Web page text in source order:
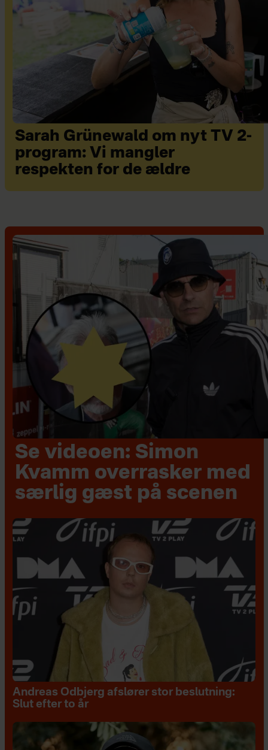
Sarah Grünewald om nyt TV 2-
program: Vi mangler
respekten for de ældre
Se videoen: Simon
Kvamm overrasker med
særlig gæst på scenen
Andreas Odbjerg afslører stor beslutning:
Slut efter to år